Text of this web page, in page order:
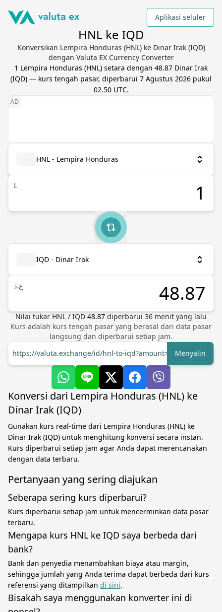
Aplikasi seluler
HNL ke IQD
Konversikan Lempira Honduras (HNL) ke Dinar Irak (IQD)
dengan Valuta EX Currency Converter
1 Lempira Honduras (HNL) setara dengan 48.87 Dinar Irak
(IQD) — kurs tengah pasar, diperbarui 7 Agustus 2026 pukul
02.50 UTC.
HNL - Lempira Honduras
L
IQD - Dinar Irak
ع.د
Nilai tukar HNL / IQD 48.87 diperbarui 36 menit yang lalu
Kurs adalah kurs tengah pasar yang berasal dari data pasar
langsung dan diperbarui setiap jam.
https://valuta.exchange/id/hnl-to-iqd?amount=1
Menyalin
Konversi dari Lempira Honduras (HNL) ke
Dinar Irak (IQD)
Gunakan kurs real-time dari Lempira Honduras (HNL) ke
Dinar Irak (IQD) untuk menghitung konversi secara instan.
Kurs diperbarui setiap jam agar Anda dapat merencanakan
dengan data terbaru.
Pertanyaan yang sering diajukan
Seberapa sering kurs diperbarui?
Kurs diperbarui setiap jam untuk mencerminkan data pasar
terbaru.
Mengapa kurs HNL ke IQD saya berbeda dari
bank?
Bank dan penyedia menambahkan biaya atau margin,
sehingga jumlah yang Anda terima dapat berbeda dari kurs
referensi yang ditampilkan di sini.
Bisakah saya menggunakan konverter ini di